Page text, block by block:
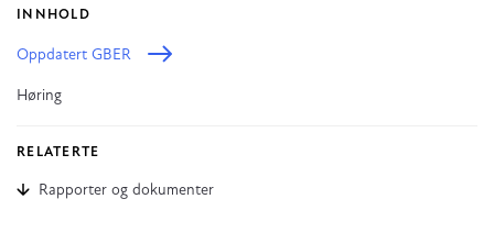
INNHOLD
Oppdatert GBER
Høring
RELATERTE
Rapporter og dokumenter